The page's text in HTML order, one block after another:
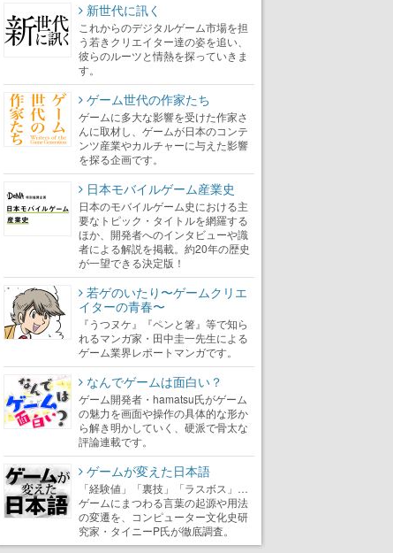
新世代に訊く
これからのデジタルゲーム市場を担
う若きクリエイター達の姿を追い、
彼らのルーツと情熱を探っていきま
す。
ゲーム世代の作家たち
ゲームに多大な影響を受けた作家さ
んに取材し、ゲームが日本のコンテ
ンツ産業やカルチャーに与えた影響
を探る企画です。
日本モバイルゲーム産業史
日本のモバイルゲーム史における主
要なトピック・タイトルを網羅する
ほか、開発者へのインタビューや識
者による解説を掲載。約20年の歴史
が一望できる決定版！
若ゲのいたり〜ゲームクリエ
イターの青春〜
『うつヌケ』『ペンと箸』等で知ら
れるマンガ家・田中圭一先生による
ゲーム業界レポートマンガです。
なんでゲームは面白い？
ゲーム開発者・hamatsu氏がゲーム
の魅力を画面や操作の具体的な形か
ら解き明かしていく、硬派で骨太な
評論連載です。
ゲームが変えた日本語
「経験値」「裏技」「ラスボス」…
ゲームにまつわる言葉の起源や用法
の変遷を、コンピューター文化史研
究家・タイニーP氏が徹底調査。